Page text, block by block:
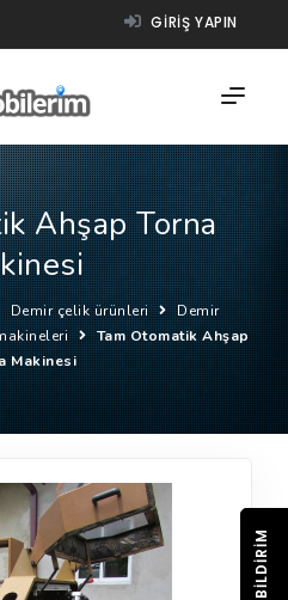
GIRIŞ YAPIN
Ahşap Torna
Demir çelik ürünleri
Demir
Tam Otomatik Ahşap
Makinesi
BILDIRIM